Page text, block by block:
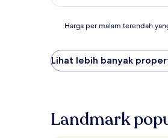
Harga
malam
terendah
yang
jam
terakhir
Harga per malam terendah
Lihat lebih banyak
Landmark